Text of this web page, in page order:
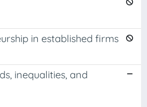
in established firms
inequalities, and